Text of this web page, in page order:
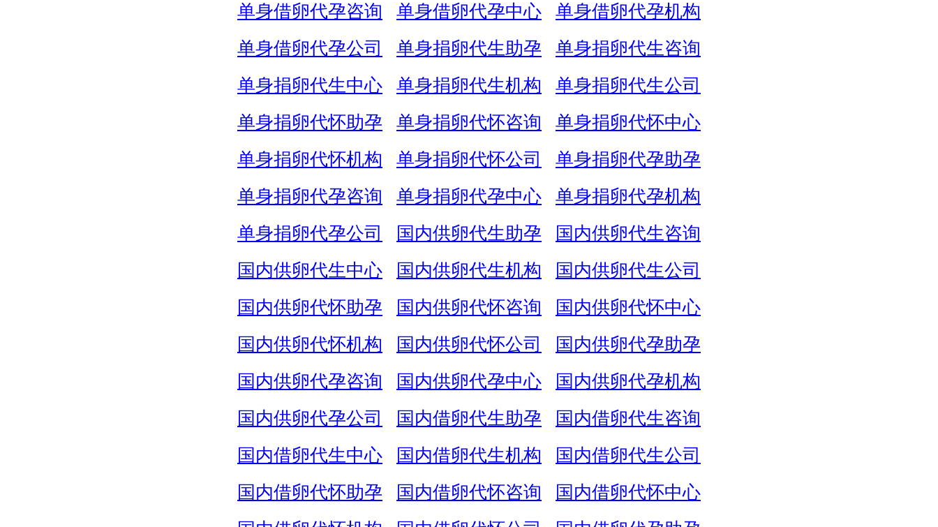
单身借卵代孕咨询
单身借卵代孕中心
单身借卵代孕机构
单身借卵代孕公司
单身捐卵代生助孕
单身捐卵代生咨询
单身捐卵代生中心
单身捐卵代生机构
单身捐卵代生公司
单身捐卵代怀助孕
单身捐卵代怀咨询
单身捐卵代怀中心
单身捐卵代怀机构
单身捐卵代怀公司
单身捐卵代孕助孕
单身捐卵代孕咨询
单身捐卵代孕中心
单身捐卵代孕机构
单身捐卵代孕公司
国内供卵代生助孕
国内供卵代生咨询
国内供卵代生中心
国内供卵代生机构
国内供卵代生公司
国内供卵代怀助孕
国内供卵代怀咨询
国内供卵代怀中心
国内供卵代怀机构
国内供卵代怀公司
国内供卵代孕助孕
国内供卵代孕咨询
国内供卵代孕中心
国内供卵代孕机构
国内供卵代孕公司
国内借卵代生助孕
国内借卵代生咨询
国内借卵代生中心
国内借卵代生机构
国内借卵代生公司
国内借卵代怀助孕
国内借卵代怀咨询
国内借卵代怀中心